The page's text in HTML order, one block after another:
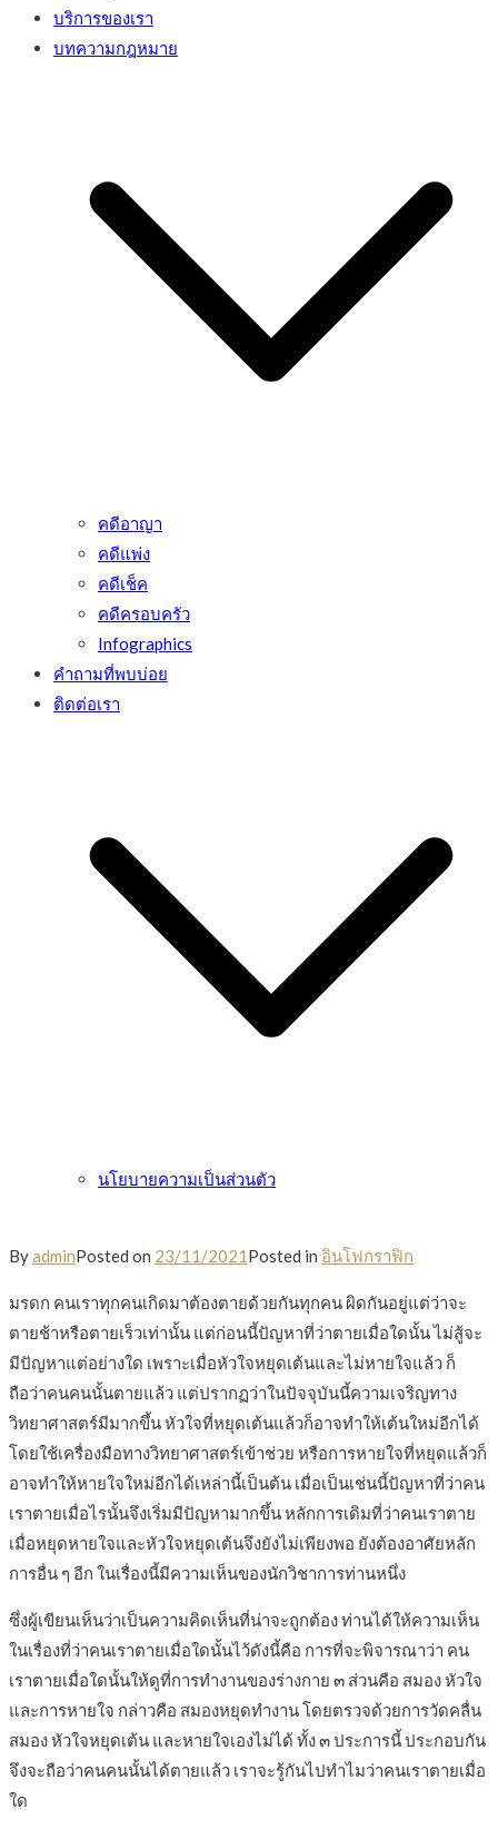
บริการของเรา
บทความกฎหมาย
คดีอาญา
คดีแพ่ง
คดีเช็ค
คดีครอบครัว
Infographics
คำถามที่พบบ่อย
ติดต่อเรา
นโยบายความเป็นส่วนตัว
ByadminPosted on 23/11/2021Posted in อินโฟกราฟิก
มรดก คนเราทุกคนเกิดมาต้องตายด้วยกันทุกคน ผิดกันอยู่แต่ว่าจะ
ตายช้าหรือตายเร็วเท่านั้น แต่ก่อนนี้ปัญหาที่ว่าตายเมื่อใดนั้น ไม่สู้จะ
มีปัญหาแต่อย่างใด เพราะเมื่อหัวใจหยุดเต้นและไม่หายใจแล้ว ก็
ถือว่าคนคนนั้นตายแล้ว แต่ปรากฏว่าในปัจจุบันนี้ความเจริญทาง
วิทยาศาสตร์มีมากขึ้น หัวใจที่หยุดเต้นแล้วก็อาจทำให้เต้นใหม่อีกได้
โดยใช้เครื่องมือทางวิทยาศาสตร์เข้าช่วย หรือการหายใจที่หยุดแล้วก็
อาจทำให้หายใจใหม่อีกได้เหล่านี้เป็นต้น เมื่อเป็นเช่นนี้ปัญหาที่ว่าคน
เราตายเมื่อไรนั้นจึงเริ่มมีปัญหามากขึ้น หลักการเดิมที่ว่าคนเราตาย
เมื่อหยุดหายใจและหัวใจหยุดเต้นจึงยังไม่เพียงพอ ยังต้องอาศัยหลัก
การอื่น ๆ อีก ในเรื่องนี้มีความเห็นของนักวิชาการท่านหนึ่ง
ซึ่งผู้เขียนเห็นว่าเป็นความคิดเห็นที่น่าจะถูกต้อง ท่านได้ให้ความเห็น
ในเรื่องที่ว่าคนเราตายเมื่อใดนั้นไว้ดังนี้คือ การที่จะพิจารณาว่า คน
เราตายเมื่อใดนั้นให้ดูที่การทำงานของร่างกาย ๓ ส่วนคือ สมอง หัวใจ
และการหายใจ กล่าวคือ สมองหยุดทำงาน โดยตรวจด้วยการวัดคลื่น
สมอง หัวใจหยุดเต้น และหายใจเองไม่ได้ ทั้ง ๓ ประการนี้ ประกอบกัน
จึงจะถือว่าคนคนนั้นได้ตายแล้ว เราจะรู้กันไปทำไมว่าคนเราตายเมื่อ
ใด